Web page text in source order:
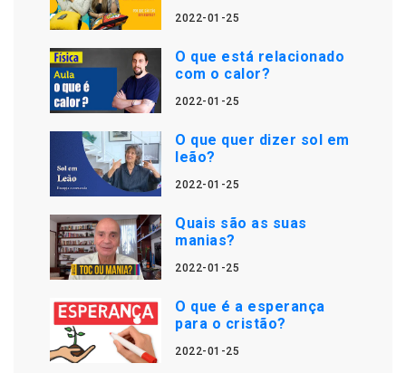
2022-01-25
O que está relacionado
com o calor?
2022-01-25
O que quer dizer sol em
leão?
2022-01-25
Quais são as suas
manias?
2022-01-25
O que é a esperança
para o cristão?
2022-01-25